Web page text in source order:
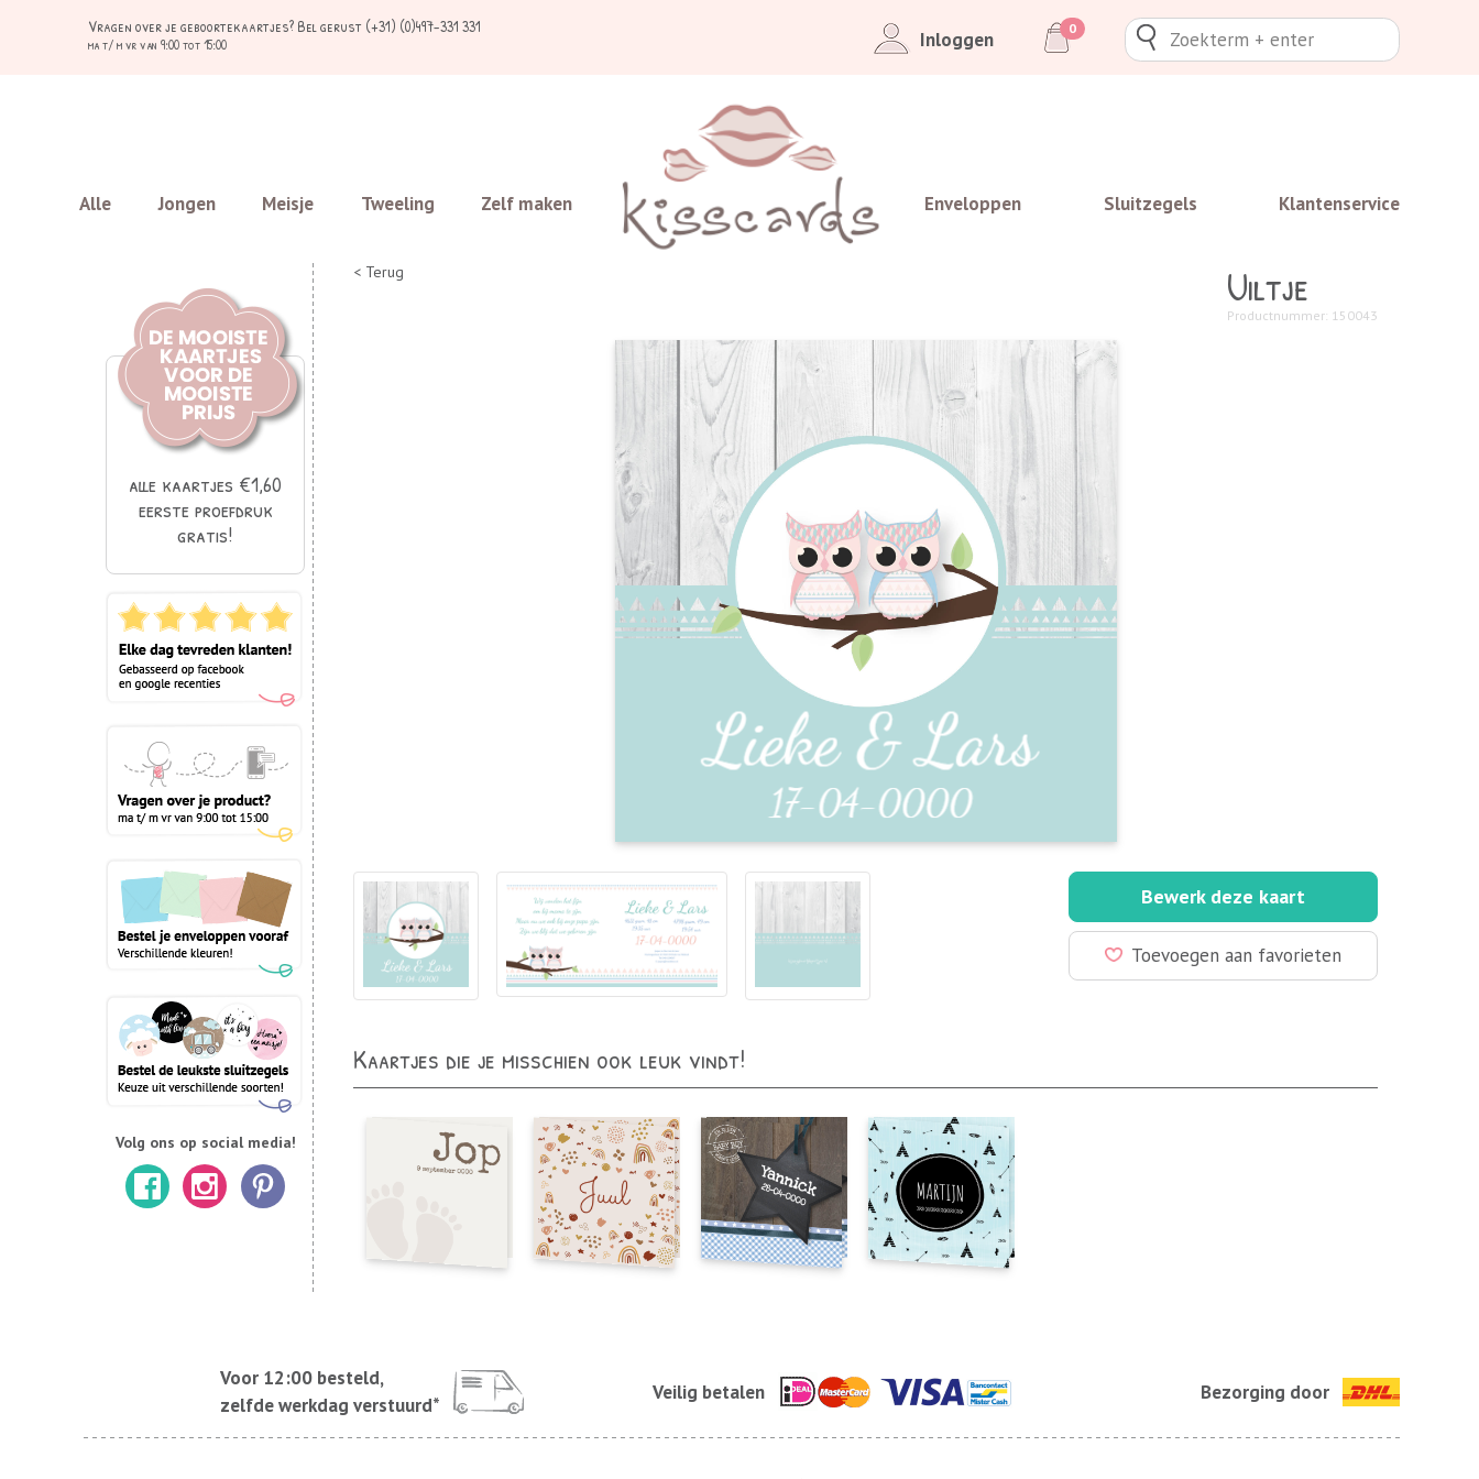
Vragen over je geboortekaartjes? Bel gerust (+31) (0)497-331 331
ma t/ m vr van 9:00 tot 15:00 Inloggen 0
Alle Jongen Meisje Tweeling Zelf maken Enveloppen Sluitzegels Klantenservice
alle kaartjes €1,60
eerste proefdruk
gratis!
Volg ons op social media!
< Terug Uiltje
Productnummer: 150043
Bewerk deze kaart
Toevoegen aan favorieten
Kaartjes die je misschien ook leuk vindt!
Voor 12:00 besteld,
zelfde werkdag verstuurd*
Veilig betalen Bezorging door